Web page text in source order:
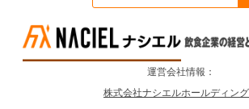
運営会社情報：
株式会社ナシエルホールディン